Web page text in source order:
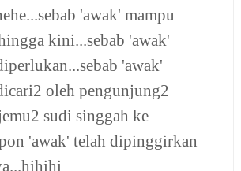
'awak' mampu
kini...sebab 'awak'
'awak'
oleh pengunjung2
sudi singgah ke
'awak' telah dipinggirkan